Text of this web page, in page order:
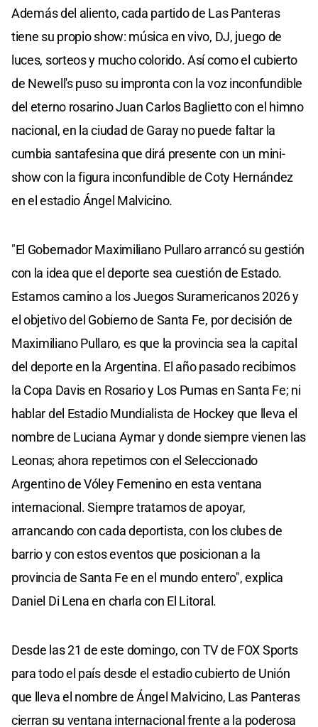
Además del aliento, cada partido de Las Panteras
tiene su propio show: música en vivo, DJ, juego de
luces, sorteos y mucho colorido. Así como el cubierto
de Newell's puso su impronta con la voz inconfundible
del eterno rosarino Juan Carlos Baglietto con el himno
nacional, en la ciudad de Garay no puede faltar la
cumbia santafesina que dirá presente con un mini-
show con la figura inconfundible de Coty Hernández
en el estadio Ángel Malvicino.
"El Gobernador Maximiliano Pullaro arrancó su gestión
con la idea que el deporte sea cuestión de Estado.
Estamos camino a los Juegos Suramericanos 2026 y
el objetivo del Gobierno de Santa Fe, por decisión de
Maximiliano Pullaro, es que la provincia sea la capital
del deporte en la Argentina. El año pasado recibimos
la Copa Davis en Rosario y Los Pumas en Santa Fe; ni
hablar del Estadio Mundialista de Hockey que lleva el
nombre de Luciana Aymar y donde siempre vienen las
Leonas; ahora repetimos con el Seleccionado
Argentino de Vóley Femenino en esta ventana
internacional. Siempre tratamos de apoyar,
arrancando con cada deportista, con los clubes de
barrio y con estos eventos que posicionan a la
provincia de Santa Fe en el mundo entero", explica
Daniel Di Lena en charla con El Litoral.
Desde las 21 de este domingo, con TV de FOX Sports
para todo el país desde el estadio cubierto de Unión
que lleva el nombre de Ángel Malvicino, Las Panteras
cierran su ventana internacional frente a la poderosa